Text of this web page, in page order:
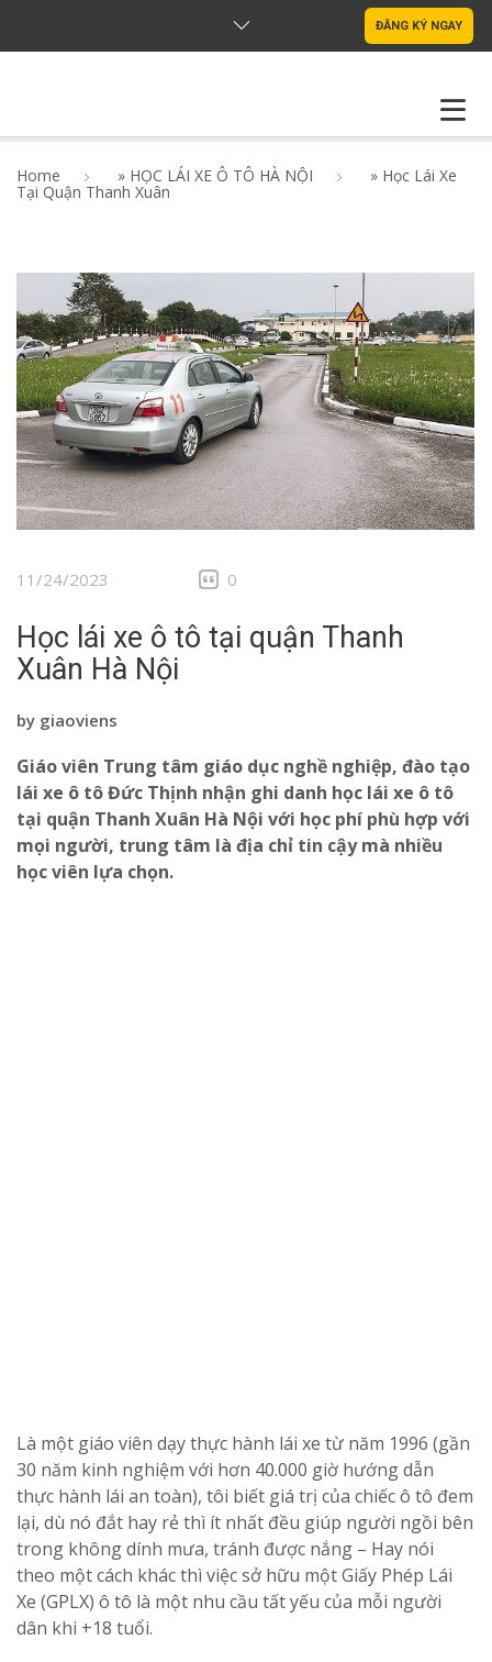
ĐĂNG KÝ NGAY
KIẾN THỨC
LIÊN HỆ
Home » HỌC LÁI XE Ô TÔ HÀ NỘI » Học Lái Xe
Tại Quận Thanh Xuân
11/24/2023 0
Học lái xe ô tô tại quận Thanh
Xuân Hà Nội
by giaoviens
Giáo viên Trung tâm giáo dục nghề nghiệp, đào tạo
lái xe ô tô Đức Thịnh nhận ghi danh học lái xe ô tô
tại quận Thanh Xuân Hà Nội với học phí phù hợp với
mọi người, trung tâm là địa chỉ tin cậy mà nhiều
học viên lựa chọn.
Là một giáo viên dạy thực hành lái xe từ năm 1996 (gần
30 năm kinh nghiệm với hơn 40.000 giờ hướng dẫn
thực hành lái an toàn), tôi biết giá trị của chiếc ô tô đem
lại, dù nó đắt hay rẻ thì ít nhất đều giúp người ngồi bên
trong không dính mưa, tránh được nắng – Hay nói
theo một cách khác thì việc sở hữu một Giấy Phép Lái
Xe (GPLX) ô tô là một nhu cầu tất yếu của mỗi người
dân khi +18 tuổi.